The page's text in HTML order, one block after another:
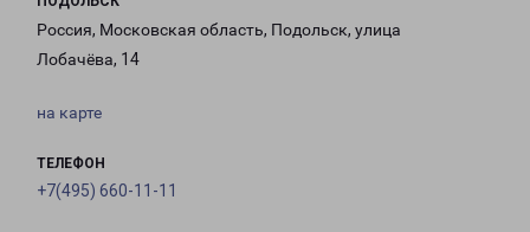
Россия, Московская область, Подольск, улица
Лобачёва, 14
на карте
ТЕЛЕФОН
+7(495) 660-11-11